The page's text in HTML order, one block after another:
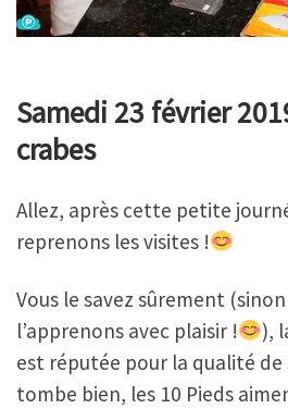
Samedi 23 février
crabes
Allez, après cette petite
reprenons les visites !
Vous le savez sûrement
l’apprenons avec plaisir !
),
est réputée pour la qualité de
tombe bien, les 10 Pieds